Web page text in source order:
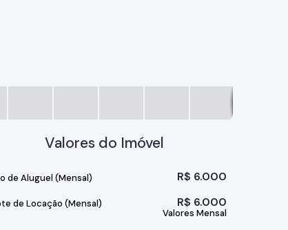
Valores do Imóvel
R$ 6.000
de Aluguel (Mensal)
Valores Mensal
R$ 6.000
de Locação (Mensal)